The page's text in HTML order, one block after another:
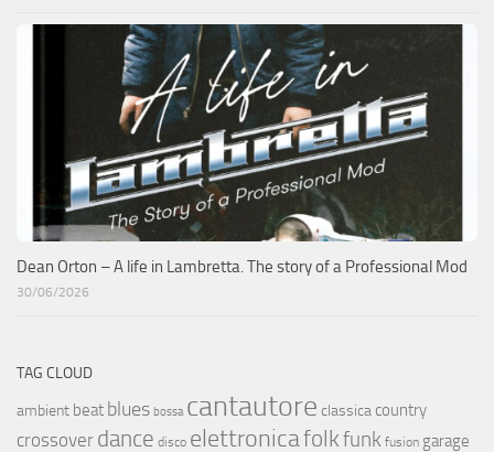
Dean Orton – A life in Lambretta. The story of a Professional Mod
30/06/2026
TAG CLOUD
ambient beat blues bossa cantautore classica country
crossover dance disco elettronicafolkfunk fusion garage